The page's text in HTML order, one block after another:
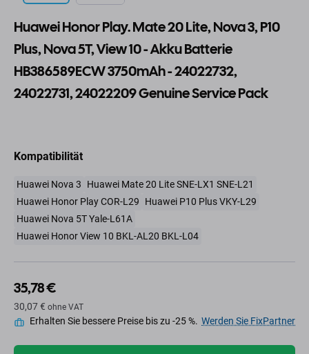
Huawei Honor Play. Mate 20 Lite, Nova 3, P10
Plus, Nova 5T, View 10 - Akku Batterie
HB386589ECW 3750mAh - 24022732,
24022731, 24022209 Genuine Service Pack
Kompatibilität
Huawei Nova 3
Huawei Mate 20 Lite SNE-LX1 SNE-L21
Huawei Honor Play COR-L29
Huawei P10 Plus VKY-L29
Huawei Nova 5T Yale-L61A
Huawei Honor View 10 BKL-AL20 BKL-L04
35,78 €
30,07 € ohne VAT
Erhalten Sie bessere Preise bis zu -25 %. Werden Sie FixPartner